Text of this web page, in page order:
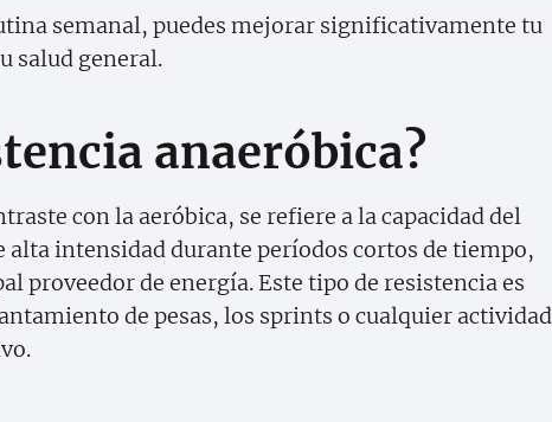
semanal, puedes mejorar significativamente tu
salud general.
anaeróbica?
con la aeróbica, se refiere a la capacidad del
alta intensidad durante períodos cortos de tiempo,
proveedor de energía. Este tipo de resistencia es
de pesas, los sprints o cualquier actividad